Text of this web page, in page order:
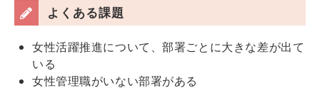
よくある課題
女性活躍推進について、部署ごとに大きな差が出て
いる
女性管理職がいない部署がある